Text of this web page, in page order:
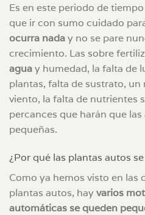
Es en este periodo de
que ir con sumo cuidado
ocurra naday no se pare
crecimiento. Las sobre
aguay humedad, la falta de
plantas, falta de sustrato,
viento, la falta de nutrientes
percances que harán que
pequeñas.
¿Por qué las plantas autos
Como ya hemos visto en las
plantas autos, hayvarios
automáticas se queden